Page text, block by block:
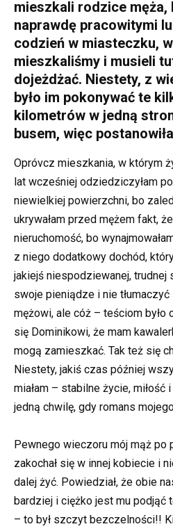
mieszkali rodzice
naprawdę pracowitymi
codzień w miasteczku,
mieszkaliśmy i musieli
dojeżdżać. Niestety, z
było im pokonywać te
kilometrów w jedną
busem, więc
Opróvcz mieszkania, w którym
lat wcześniej odziedziczyłam
niewielkiej powierzchni, bo
ukrywałam przed mężem fakt,
nieruchomość, bo
z niego dodatkowy dochód,
jakiejś niespodziewanej, trudnej
swoje pieniądze i nie
mężowi, ale cóż – teściom było
się Dominikowi, że mam
mogą zamieszkać. Tak też się
Niestety, jakiś czas później
miałam – stabilne życie, miłość
jedną chwilę, gdy romans
Pewnego wieczoru mój mąż po
zakochał się w innej kobiecie i
dalej żyć. Powiedział, że obie
bardziej i ciężko jest mu podjąć
– to był szczyt bezczelności!!